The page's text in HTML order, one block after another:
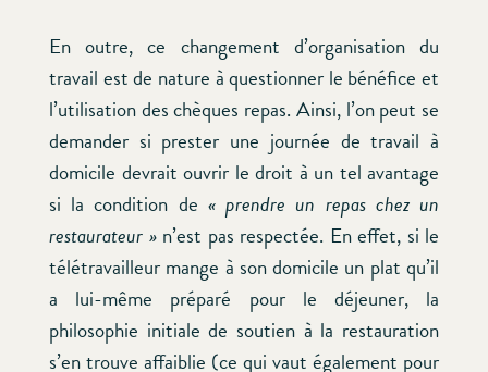
En outre, ce changement d’organisation du
travail est de nature à questionner le bénéfice et
l’utilisation des chèques repas. Ainsi, l’on peut se
demander si prester une journée de travail à
domicile devrait ouvrir le droit à un tel avantage
si la condition de « prendre un repas chez un
restaurateur »n’est pas respectée. En effet, si le
télétravailleur mange à son domicile un plat qu’il
a lui-même préparé pour le déjeuner, la
philosophie initiale de soutien à la restauration
s’en trouve affaiblie (ce qui vaut également pour